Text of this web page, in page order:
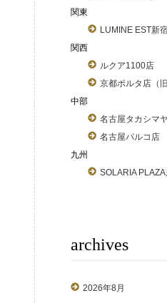
関東
LUMINE EST新
関西
ルクア1100店
京都ポルタ店（
中部
名古屋タカシマ
名古屋パルコ店
九州
SOLARIA
archives
2026年8月